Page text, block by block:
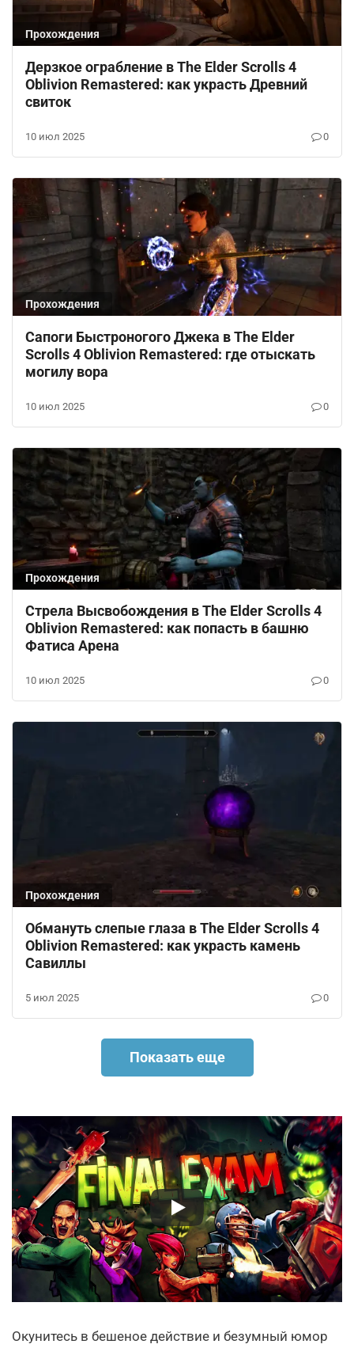
Прохождения
Дерзкое ограбление в The Elder Scrolls 4
Oblivion Remastered: как украсть Древний
свиток
10 июл 2025 0
Прохождения
Сапоги Быстроногого Джека в The Elder
Scrolls 4 Oblivion Remastered: где отыскать
могилу вора
10 июл 2025 0
Прохождения
Стрела Высвобождения в The Elder Scrolls 4
Oblivion Remastered: как попасть в башню
Фатиса Арена
10 июл 2025 0
Прохождения
Обмануть слепые глаза в The Elder Scrolls 4
Oblivion Remastered: как украсть камень
Савиллы
5 июл 2025 0
Показать еще
Окунитесь в бешеное действие и безумный юмор